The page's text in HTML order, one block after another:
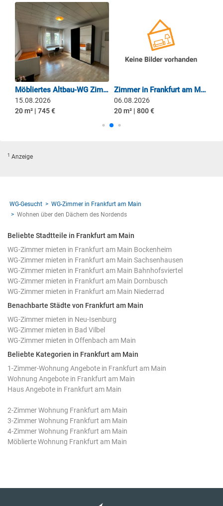
Möbliertes Altbau-WG Zimmer mit City Charme
15.08.2026
20 m² | 745 €
Zimmer in Frankfurt am Main
06.08.2026
20 m² | 800 €
1 Anzeige
WG-Gesucht
WG-Zimmer in Frankfurt am Main
Wohnen über den Dächern des Nordends
Beliebte Stadtteile in Frankfurt am Main
WG-Zimmer mieten in Frankfurt am Main Bockenheim
WG-Zimmer mieten in Frankfurt am Main Sachsenhausen
WG-Zimmer mieten in Frankfurt am Main Bahnhofsviertel
WG-Zimmer mieten in Frankfurt am Main Dornbusch
WG-Zimmer mieten in Frankfurt am Main Niederrad
Benachbarte Städte von Frankfurt am Main
WG-Zimmer mieten in Neu-Isenburg
WG-Zimmer mieten in Bad Vilbel
WG-Zimmer mieten in Offenbach am Main
Beliebte Kategorien in Frankfurt am Main
1-Zimmer-Wohnung Angebote in Frankfurt am Main
Wohnung Angebote in Frankfurt am Main
Haus Angebote in Frankfurt am Main
2-Zimmer Wohnung Frankfurt am Main
3-Zimmer Wohnung Frankfurt am Main
4-Zimmer Wohnung Frankfurt am Main
Möblierte Wohnung Frankfurt am Main